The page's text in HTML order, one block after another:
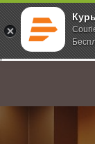
;
Главная О